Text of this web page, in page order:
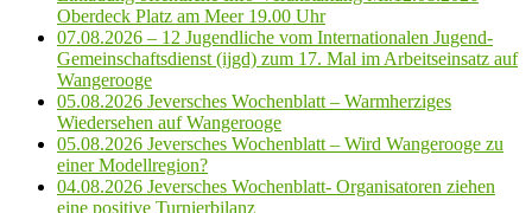
Oberdeck Platz am Meer 19.00 Uhr
07.08.2026 – 12 Jugendliche vom Internationalen Jugend-
Gemeinschaftsdienst (ijgd) zum 17. Mal im Arbeitseinsatz auf
Wangerooge
05.08.2026 Jeversches Wochenblatt – Warmherziges
Wiedersehen auf Wangerooge
05.08.2026 Jeversches Wochenblatt – Wird Wangerooge zu
einer Modellregion?
04.08.2026 Jeversches Wochenblatt- Organisatoren ziehen
eine positive Turnierbilanz